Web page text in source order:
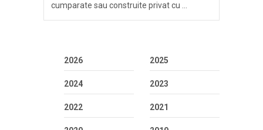
cumparate sau construite privat cu …
2026 2025
2024 2023
2022 2021